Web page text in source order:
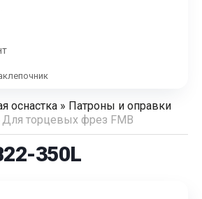
оснастка » Патроны и оправки
Для торцевых фрез FMB
350L